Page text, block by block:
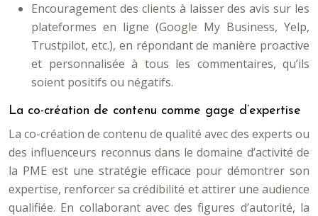
Encouragement des clients à laisser des avis sur les
plateformes en ligne (Google My Business, Yelp,
Trustpilot, etc.), en répondant de manière proactive
et personnalisée à tous les commentaires, qu’ils
soient positifs ou négatifs.
La co-création de contenu comme gage d’expertise
La co-création de contenu de qualité avec des experts ou
des influenceurs reconnus dans le domaine d’activité de
la PME est une stratégie efficace pour démontrer son
expertise, renforcer sa crédibilité et attirer une audience
qualifiée. En collaborant avec des figures d’autorité, la